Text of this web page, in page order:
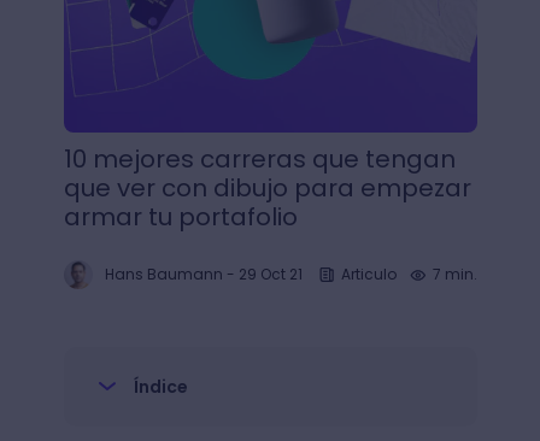
10 mejores carreras que tengan
que ver con dibujo para empezar
armar tu portafolio
Hans Baumann - 29 Oct 21 Articulo 7 min.
Índice